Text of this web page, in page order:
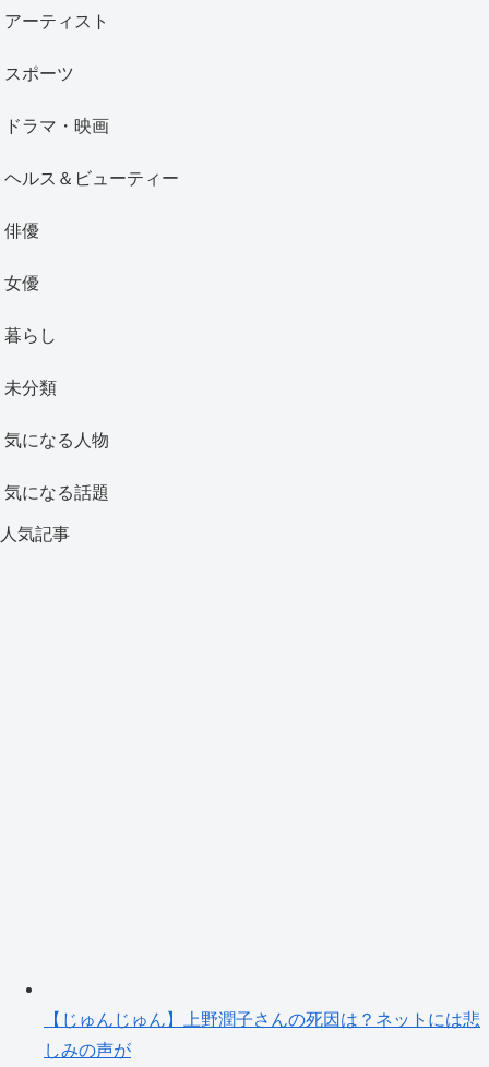
アーティスト
スポーツ
ドラマ・映画
ヘルス＆ビューティー
俳優
女優
暮らし
未分類
気になる人物
気になる話題
人気記事
【じゅんじゅん】上野潤子さんの死因は？ネットには悲
しみの声が